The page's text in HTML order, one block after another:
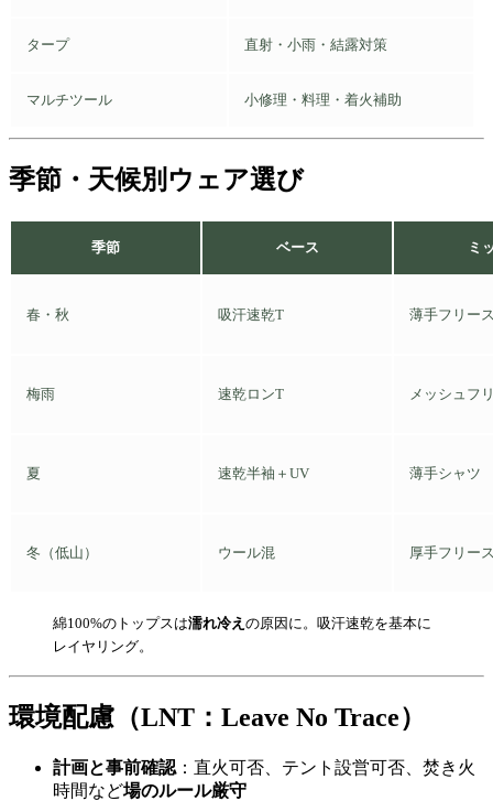
タープ 直射・小雨・結露対策
マルチツール 小修理・料理・着火補助
季節・天候別ウェア選び
季節 ベース ミ
春・秋 吸汗速乾T 薄手フリー
梅雨 速乾ロンT メッシュフ
夏 速乾半袖＋UV 薄手シャツ
冬（低山） ウール混 厚手フリー
綿100%のトップスは濡れ冷え の原因に。吸汗速乾を基本に
レイヤリング。
環境配慮（LNT：Leave No Trace）
計画と事前確認 ：直火可否、テント設営可否、焚き火
時間など場のルール厳守